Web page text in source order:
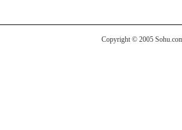
Copyright © 2005